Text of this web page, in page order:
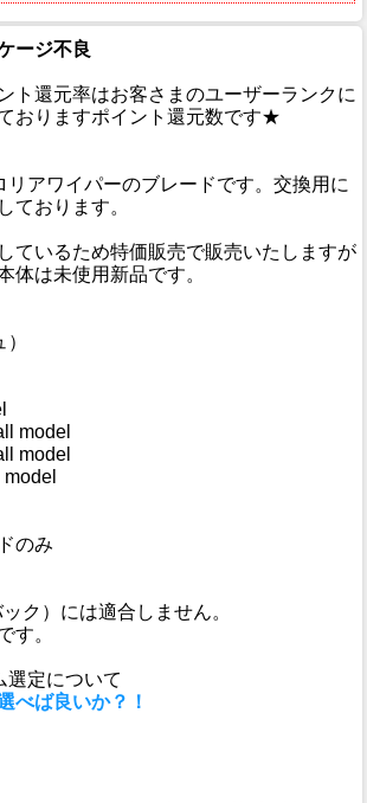
ージ不良
ト還元率はお客さまのユーザーランクに
おりますポイント還元数です★
リアワイパーのブレードです。交換用に
ております。
ているため特価販売で販売いたしますが
体は未使用新品です。
model
model
のみ
ク）には適合しません。
す。
選定について
べば良いか？！